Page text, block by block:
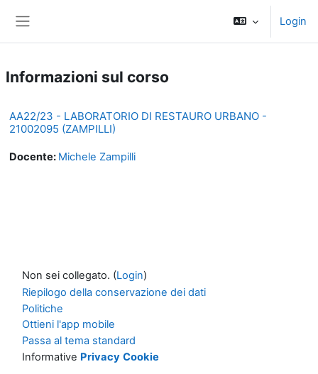
Login
Informazioni sul corso
AA22/23 - LABORATORIO DI RESTAURO URBANO -
21002095 (ZAMPILLI)
Docente: Michele Zampilli
Non sei collegato. (Login)
Riepilogo della conservazione dei dati
Politiche
Ottieni l'app mobile
Passa al tema standard
Informative Privacy Cookie